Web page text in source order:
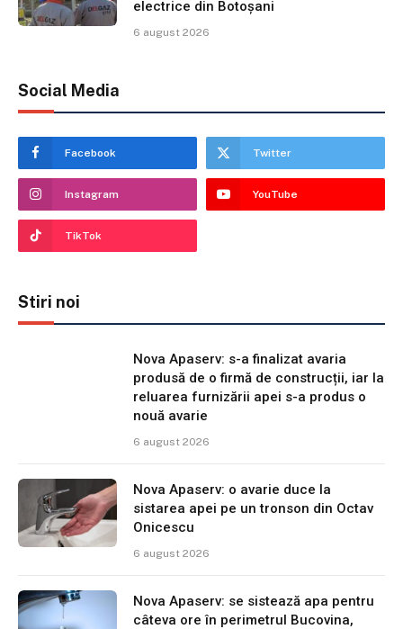
electrice din Botoșani
6 august 2026
Social Media
Facebook Twitter
Instagram YouTube
TikTok
Stiri noi
Nova Apaserv: s-a finalizat avaria
produsă de o firmă de construcții, iar la
reluarea furnizării apei s-a produs o
nouă avarie
6 august 2026
Nova Apaserv: o avarie duce la
sistarea apei pe un tronson din Octav
Onicescu
6 august 2026
Nova Apaserv: se sistează apa pentru
câteva ore în perimetrul Bucovina,